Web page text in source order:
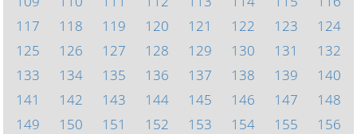
117
118 119 120 121 122 123
124
125
126 127 128 129 130 131
132
133
134 135 136 137 138 139
140
141
142 143 144 145 146 147
148
149
150 151 152 153 154 155
156